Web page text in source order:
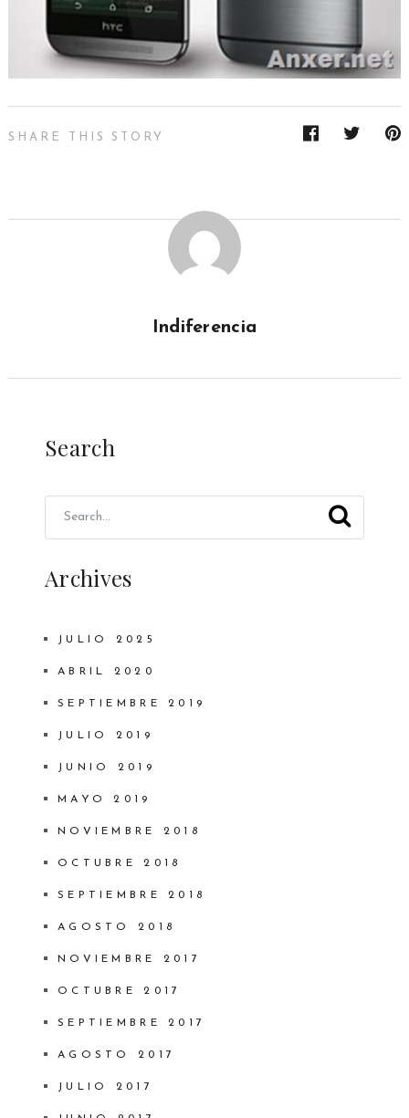
SHARE THIS STORY
Indiferencia
Search
Archives
JULIO 2025
ABRIL 2020
SEPTIEMBRE 2019
JULIO 2019
JUNIO 2019
MAYO 2019
NOVIEMBRE 2018
OCTUBRE 2018
SEPTIEMBRE 2018
AGOSTO 2018
NOVIEMBRE 2017
OCTUBRE 2017
SEPTIEMBRE 2017
AGOSTO 2017
JULIO 2017